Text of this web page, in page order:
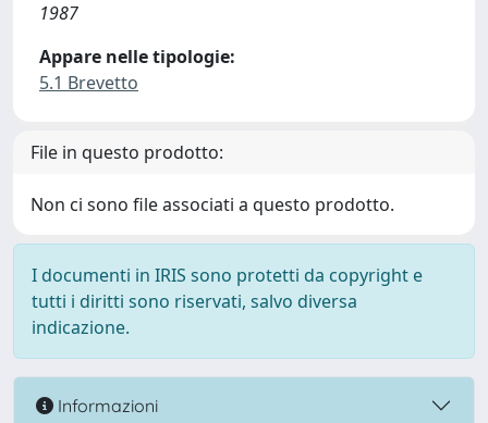
1987
Appare nelle tipologie:
5.1 Brevetto
File in questo prodotto:
Non ci sono file associati a questo prodotto.
I documenti in IRIS sono protetti da copyright e
tutti i diritti sono riservati, salvo diversa
indicazione.
Informazioni